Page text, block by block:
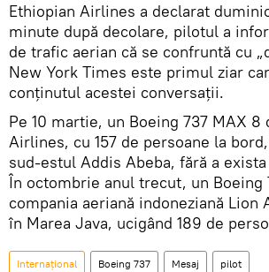
Ethiopian Airlines a declarat
minute după decolare, pilotul a
de trafic aerian că se confruntă cu
New York Times este primul ziar
conținutul acestei conversații.
Pe 10 martie, un Boeing 737 MAX 8
Airlines, cu 157 de persoane la
sud-estul Addis Abeba, fără a
În octombrie anul trecut, un Boeing
compania aeriană indoneziană Lion
în Marea Java, ucigând 189 de
Internaţional Boeing 737 Mesaj pilot